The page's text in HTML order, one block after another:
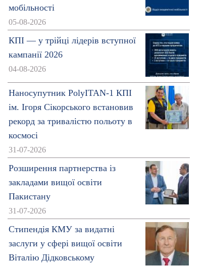
мобільності
05-08-2026
КПІ — у трійці лідерів вступної
кампанії 2026
04-08-2026
Наносупутник PolyITAN-1 КПІ
ім. Ігоря Сікорського встановив
рекорд за тривалістю польоту в
космосі
31-07-2026
Розширення партнерства із
закладами вищої освіти
Пакистану
31-07-2026
Стипендія КМУ за видатні
заслуги у сфері вищої освіти
Віталію Дідковському